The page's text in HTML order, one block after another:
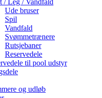
/ Leg / Vandfald
Ude bruser
Spil
Vandfald
Svømmetrænere
Rutsjebaner
Reservedele
til pool udstyr
og udløb